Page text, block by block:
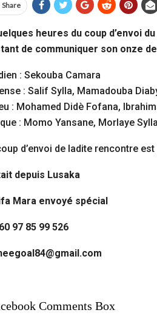
Share
heures du coup d’envoi
de communiquer son onze
: Sekouba Camara
: Salif Sylla, Mamadouba
: Mohamed Didè Fofana,
: Momo Yansane, Morlaye
d’envoi de ladite rencontre
depuis Lusaka
Mara envoyé spécial
97 85 99 526
Comments Box